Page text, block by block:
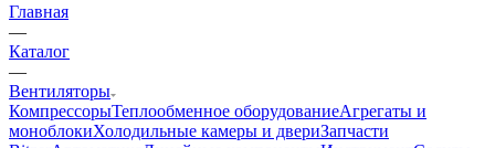
Главная
—
Каталог
—
Вентиляторы
КомпрессорыТеплообменное оборудованиеАгрегаты и
моноблокиХолодильные камеры и двериЗапчасти